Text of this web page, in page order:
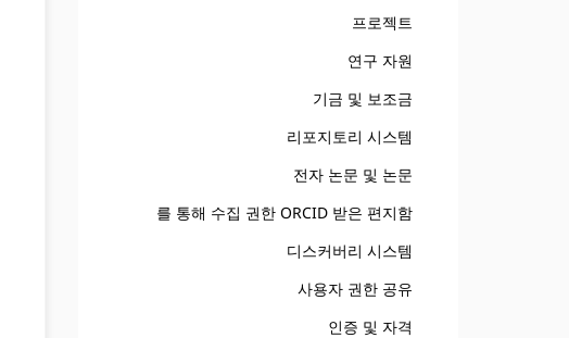
프로젝트
연구 자원
기금 및 보조금
리포지토리 시스템
전자 논문 및 논문
를 통해 수집 권한 ORCID 받은 편지함
디스커버리 시스템
사용자 권한 공유
인증 및 자격